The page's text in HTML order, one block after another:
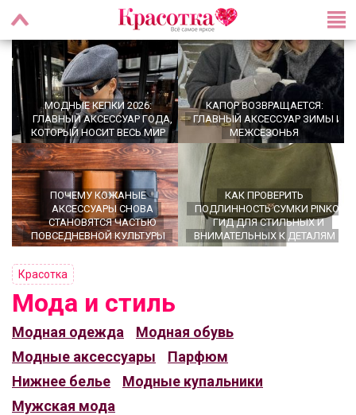
МОДНЫЕ КЕПКИ 2026:
ГЛАВНЫЙ АКСЕССУАР ГОДА,
КОТОРЫЙ НОСИТ ВЕСЬ МИР
КАПОР ВОЗВРАЩАЕТСЯ:
ГЛАВНЫЙ АКСЕССУАР ЗИМЫ И
МЕЖСЕЗОНЬЯ
ПОЧЕМУ КОЖАНЫЕ
АКСЕССУАРЫ СНОВА
СТАНОВЯТСЯ ЧАСТЬЮ
ПОВСЕДНЕВНОЙ КУЛЬТУРЫ
КАК ПРОВЕРИТЬ
ПОДЛИННОСТЬ СУМКИ PINKO:
ГИД ДЛЯ СТИЛЬНЫХ И
ВНИМАТЕЛЬНЫХ К ДЕТАЛЯМ
OFFICECORE 2023/2024:
ОФИСНЫЙ СТИЛЬ
ПЕРСОНАЛЬНЫЙ СТИЛИСТ -
ЗАЧЕМ ОН НУЖЕН?
Красотка
Мода и стиль
Модная одежда
Модная обувь
Модные аксессуары
Парфюм
Нижнее белье
Модные купальники
Мужская мода